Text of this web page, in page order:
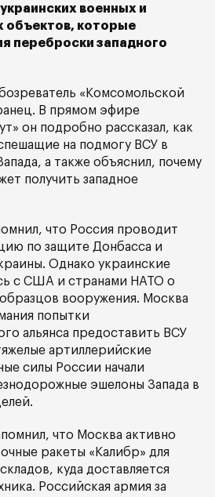
военных и
которые
переброски западного
«Комсомольской
В прямом эфире
он подробно рассказал, как
на подмогу ВСУ в
а также объяснил, почему
получить западное
что Россия проводит
по защите Донбасса и
Однако украинские
с США и странами НАТО о
образцов вооружения. Москва
попытки
альянса предоставить ВСУ
артиллерийские
силы России начали
эшелоны Запада в
что Москва активно
ракеты «Калибр» для
куда доставляется
Российская армия за